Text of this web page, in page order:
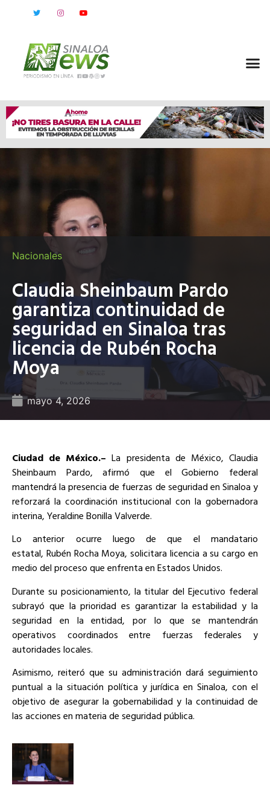
Nacionales
Claudia Sheinbaum Pardo
garantiza continuidad de
seguridad en Sinaloa tras
licencia de Rubén Rocha
Moya
mayo 4, 2026
Ciudad de México.– La presidenta de México, Claudia
Sheinbaum Pardo, afirmó que el Gobierno federal
mantendrá la presencia de fuerzas de seguridad en Sinaloa y
reforzará la coordinación institucional con la gobernadora
interina, Yeraldine Bonilla Valverde.
Lo anterior ocurre luego de que el mandatario
estatal, Rubén Rocha Moya, solicitara licencia a su cargo en
medio del proceso que enfrenta en Estados Unidos.
Durante su posicionamiento, la titular del Ejecutivo federal
subrayó que la prioridad es garantizar la estabilidad y la
seguridad en la entidad, por lo que se mantendrán
operativos coordinados entre fuerzas federales y
autoridades locales.
Asimismo, reiteró que su administración dará seguimiento
puntual a la situación política y jurídica en Sinaloa, con el
objetivo de asegurar la gobernabilidad y la continuidad de
las acciones en materia de seguridad pública.